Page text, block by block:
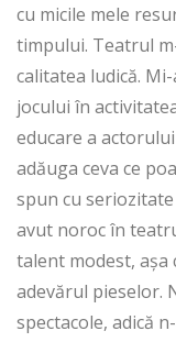
cu micile mele
timpului. Teatrul
calitatea ludică.
jocului în
educare a
adăuga ceva ce
spun cu
avut noroc în
talent modest, așa
adevărul pieselor.
spectacole, adică